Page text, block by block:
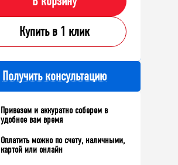
Купить в 1 клик
Получить консультацию
Привезем и аккуратно соберем в
удобное вам время
Оплатить можно по счету, наличными,
картой или онлайн